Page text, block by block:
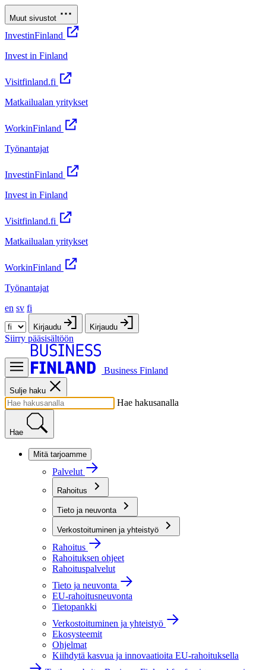
Muut sivustot
InvestinFinland
Invest in Finland
Visitfinland.fi
Matkailualan yritykset
WorkinFinland
Työnantajat
InvestinFinland
Invest in Finland
Visitfinland.fi
Matkailualan yritykset
WorkinFinland
Työnantajat
en sv fi
Kirjaudu Kirjaudu
Siirry pääsisältöön
Business Finland
Sulje haku
Hae hakusanalla
Hae
Mitä tarjoamme
Palvelut
Rahoitus
Tieto ja neuvonta
Verkostoituminen ja yhteistyö
Rahoitus
Rahoituksen ohjeet
Rahoituspalvelut
Tieto ja neuvonta
EU-rahoitusneuvonta
Tietopankki
Verkostoituminen ja yhteistyö
Ekosysteemit
Ohjelmat
Kiihdytä kasvua ja innovaatioita EU-rahoituksella